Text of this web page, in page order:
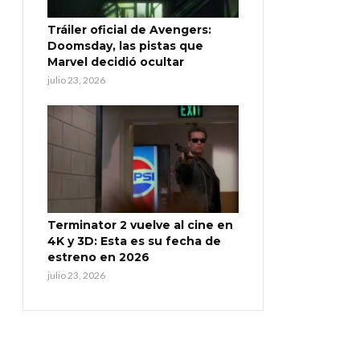
Tráiler oficial de Avengers:
Doomsday, las pistas que
Marvel decidió ocultar
julio 23, 2026
Terminator 2 vuelve al cine en
4K y 3D: Esta es su fecha de
estreno en 2026
julio 23, 2026